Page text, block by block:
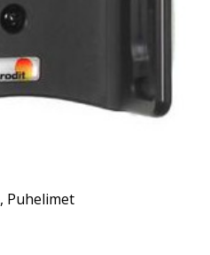
, Puhelimet